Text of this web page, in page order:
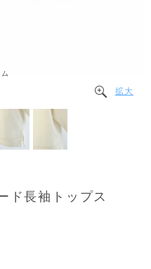
拡大
ド長袖トップス